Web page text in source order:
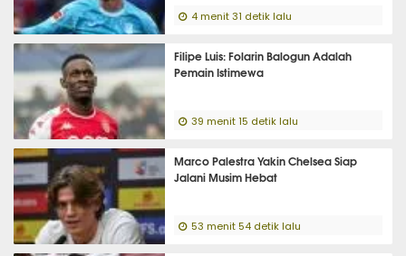
4 menit 31 detik lalu
Filipe Luis: Folarin Balogun Adalah
Pemain Istimewa
39 menit 15 detik lalu
Marco Palestra Yakin Chelsea Siap
Jalani Musim Hebat
53 menit 54 detik lalu